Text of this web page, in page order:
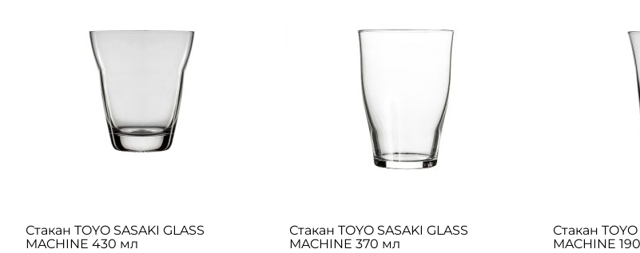
Стакан TOYO SASAKI GLASS
MACHINE 430 мл
Стакан TOYO SASAKI GLASS
MACHINE 370 мл
Стакан TOYO
MACHINE